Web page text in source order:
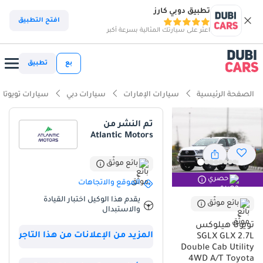
تطبيق دوبي كارز
اعثر على سيارتك المثالية بسرعة أكبر
افتح التطبيق
بع تطبيق
الصفحة الرئيسية سيارات الإمارات سيارات دبي سيارات تويوتا
حصري
بائع موثّق
تويوتا هيلوكس
SGLX GLX 2.7L
Double Cab Utility
4WD A/T Toyota
تم النشر من
Atlantic Motors
بائع موثّق
الموقع والاتجاهات
يقدم هذا الوكيل اختبار القيادة
والاستبدال
المزيد من الإعلانات من هذا التاجر
ذكاء دوبي كارز
ذكاء دوبيكارز
مصمم خصيصًا للطرق الوعرة
أقل معدل استهلاك في فئته
تصنيف السلامة 5 نجوم من NCAP
يمثل هذا الطراز لعام 2025 إضافة جديدة كلياً إلى السوق، بحالة ممتازة تكاد
تكون خالية من أي عيوب، حيث يقدم أحدث التحسينات على أشهر سيارات
البيك أب في العالم. يتميز بلونه الأبيض، وهو اللون الأكثر رواجاً في دول
مجلس التعاون الخليجي، مما يضمن أقصى قدر من انعكاس الحرارة خلال